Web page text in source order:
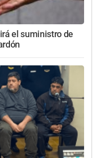
el suministro de